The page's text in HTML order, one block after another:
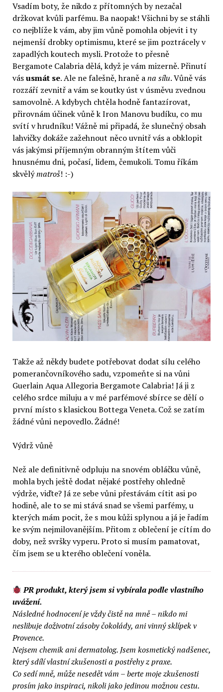
Vsadím boty, že nikdo z přítomných by nezačal
držkovat kvůli parfému. Ba naopak! Všichni by se stáhli
co nejblíže k vám, aby jim vůně pomohla objevit i ty
nejmenší drobky optimismu, které se jim poztrácely v
zapadlých koutech mysli. Protože to přesně
Bergamote Calabria dělá, když je vám mizerně. Přinutí
vásusmát se. Ale ne falešně, hraně ana sílu. Vůně vás
rozzáří zevnitř a vám se koutky úst v úsměvu zvednou
samovolně. A kdybych chtěla hodně fantazírovat,
přirovnám účinek vůně k Iron Manovu budíku, co mu
svítí v hrudníku! Vážně mi připadá, že slunečný obsah
lahvičky dokáže zažehnout něco uvnitř vás a obklopit
vás jakýmsi příjemným obranným štítem vůči
hnusnému dni, počasí, lidem, čemukoli. Tomu říkám
skvělýmatroš! :-)
Takže až někdy budete potřebovat dodat sílu celého
pomerančovníkového sadu, vzpomeňte si na vůni
Guerlain Aqua Allegoria Bergamote Calabria! Já ji z
celého srdce miluju a v mé parfémové sbírce se dělí o
první místo s klasickou Bottega Veneta. Což se zatím
žádné vůni nepovedlo. Žádné!
Výdrž vůně
Než ale definitivně odpluju na snovém obláčku vůně,
mohla bych ještě dodat nějaké postřehy ohledně
výdrže, viďte? Já ze sebe vůni přestávám cítit asi po
hodině, ale to se mi stává snad se všemi parfémy, u
kterých mám pocit, že s mou kůži splynou a já je řadím
ke svým nejmilovanějším. Přitom z oblečení je cítím do
doby, než svršky vyperu. Proto si musím pamatovat,
čím jsem se u kterého oblečení voněla.
PR produkt, který jsem si vybírala podle vlastního
uvážení.
Následné hodnocení je vždy čistě na mně – nikdo mi
neslibuje doživotní zásoby čokolády, ani vinný sklípek v
Provence.
Nejsem chemik ani dermatolog. Jsem kosmetický nadšenec,
který sdílí vlastní zkušenosti a postřehy z praxe.
Co sedí mně, může nesedět vám – berte moje zkušenosti
prosím jako inspiraci, nikoli jako jedinou možnou cestu.